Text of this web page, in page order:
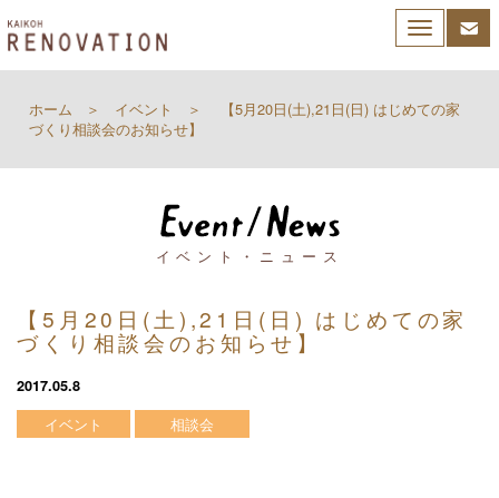
Toggle
navigation
ホーム イベント
【5月20日(土),21日(日) はじめての家
づくり相談会のお知らせ】
イベント・ニュース
【5月20日(土),21日(日) はじめての家
づくり相談会のお知らせ】
2017.05.8
イベント 相談会